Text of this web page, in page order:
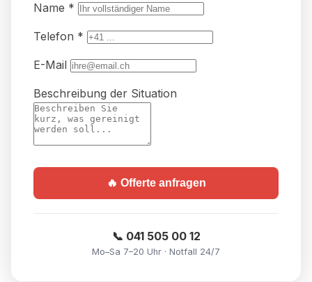
Name *
Telefon *
E-Mail
Beschreibung der Situation
🔥 Offerte anfragen
📞 041 505 00 12
Mo–Sa 7–20 Uhr · Notfall 24/7